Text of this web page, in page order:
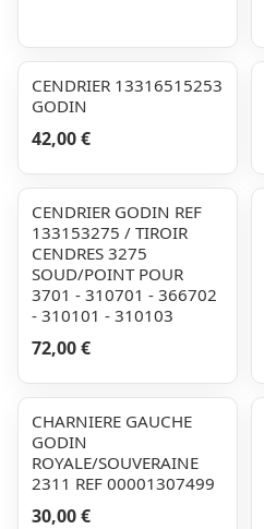
CENDRIER 13316515253
GODIN
42,00 €
CENDRIER GODIN REF
133153275 / TIROIR
CENDRES 3275
SOUD/POINT POUR
3701 - 310701 - 366702
- 310101 - 310103
72,00 €
CHARNIERE GAUCHE
GODIN
ROYALE/SOUVERAINE
2311 REF 00001307499
30,00 €